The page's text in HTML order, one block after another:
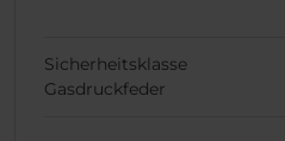
Sicherheitsklasse
Gasdruckfeder